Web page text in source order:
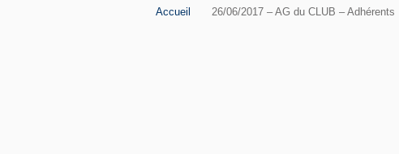
Accueil 26/06/2017 – AG du CLUB – Adhérents